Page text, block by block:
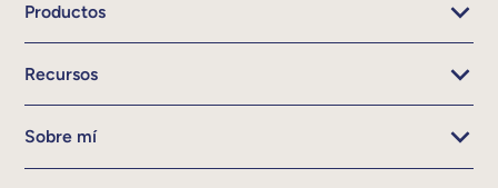
Productos
Recursos
Sobre mí